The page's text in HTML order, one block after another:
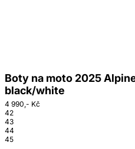
Boty na moto 2025
black/white
4 990,- Kč
42
43
44
45